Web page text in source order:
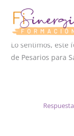
contenido
Lo sentimos, este
de Pesarios para